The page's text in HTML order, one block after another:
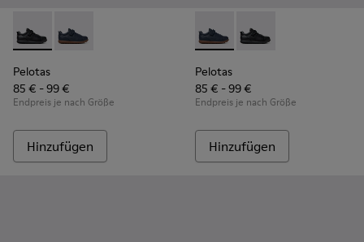
Pelotas - K800316-003 - Schwarze Leder- und Textilschuhe
Pelotas - K800316-004 - Blaue Leder- und
Pelotas
85 € - 99 €
Endpreis je nach Größe
Hinzufügen
Pelotas - K800316-004 -
Pelotas - K800316-
Pelotas
85 € - 99 €
Endpreis je nach Größe
Hinzufügen